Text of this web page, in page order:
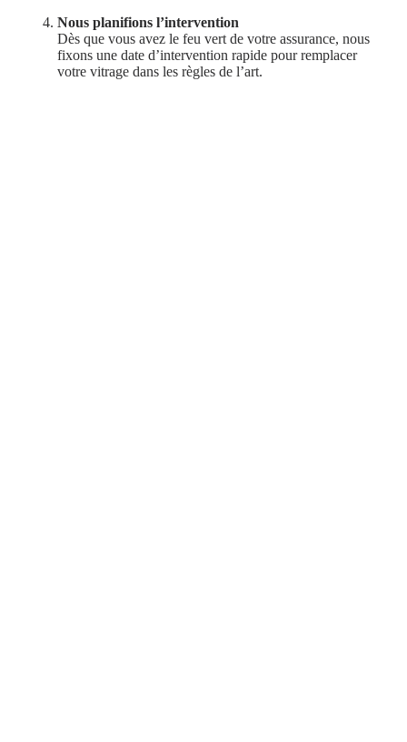
Nous planifions l’intervention
Dès que vous avez le feu vert de votre assurance, nous
fixons une date d’intervention rapide pour remplacer
votre vitrage dans les règles de l’art.